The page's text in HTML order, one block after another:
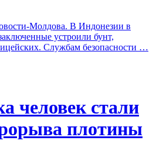
Молдова. В Индонезии в
устроили бунт,
Службам безопасности …
человек стали
плотины